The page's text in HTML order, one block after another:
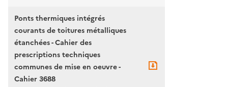
Ponts thermiques intégrés
courants de toitures métalliques
étanchées - Cahier des
prescriptions techniques
communes de mise en oeuvre -
Cahier 3688